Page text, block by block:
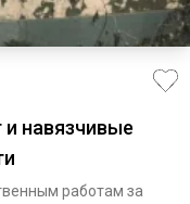
навязчивые
работам за